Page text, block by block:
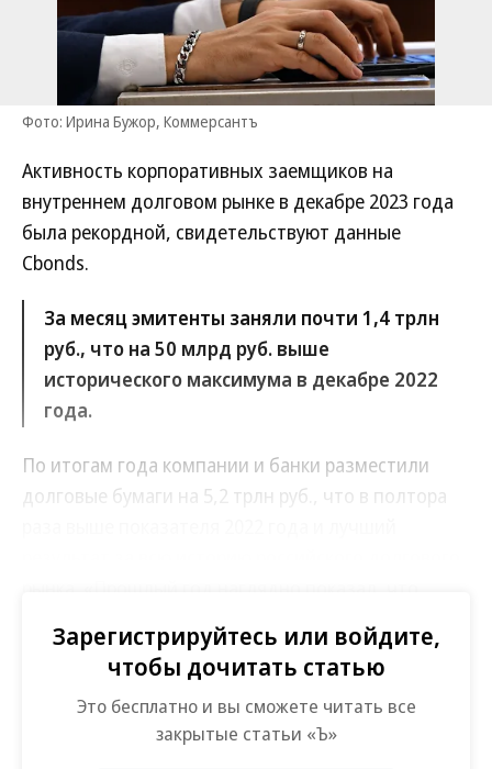
Фото: Ирина Бужор, Коммерсантъ
Активность корпоративных заемщиков на
внутреннем долговом рынке в декабре 2023 года
была рекордной, свидетельствуют данные
Cbonds.
За месяц эмитенты заняли почти 1,4 трлн
руб., что на 50 млрд руб. выше
исторического максимума в декабре 2022
года.
По итогам года компании и банки разместили
долговые бумаги на 5,2 трлн руб., что в полтора
условиях растущих ставок, но демонстрировать
абсолютно рекордные значения по объему
размещений»,— отмечает директор
департамента долгового капитала инвестбанка
Зарегистрируйтесь или войдите,
чтобы дочитать статью
Это бесплатно и вы сможете читать все
закрытые статьи «Ъ»